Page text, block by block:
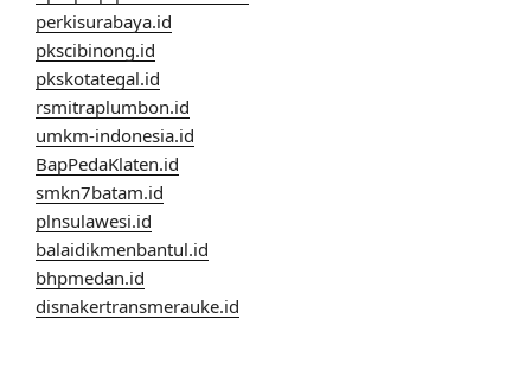
perkisurabaya.id
pkscibinong.id
pkskotategal.id
rsmitraplumbon.id
umkm-indonesia.id
BapPedaKlaten.id
smkn7batam.id
plnsulawesi.id
balaidikmenbantul.id
bhpmedan.id
disnakertransmerauke.id